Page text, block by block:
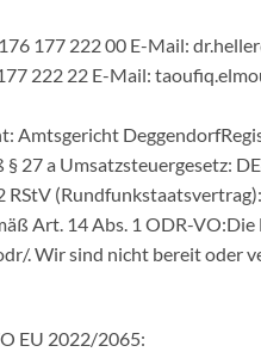
177 222 00 E-Mail:
222 22 E-Mail:
Amtsgericht
27 a Umsatzsteuergesetz:
Art. 14 Abs. 1 ODR-
. Wir sind nicht bereit oder
EU 2022/2065: